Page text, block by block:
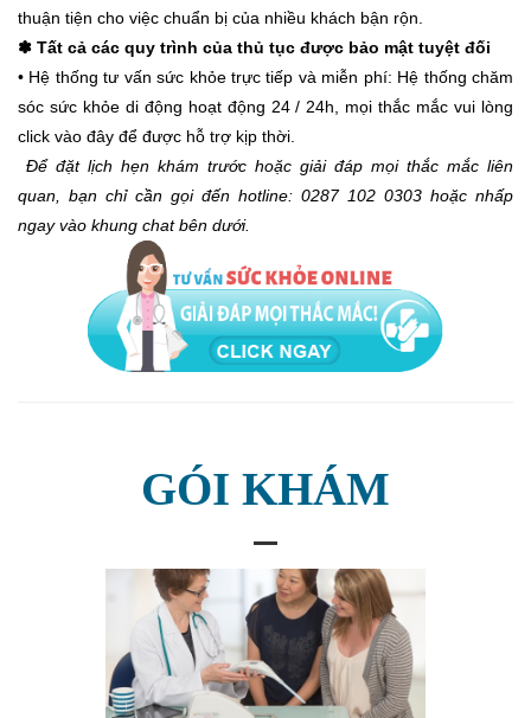
thuận tiện cho việc chuẩn bị của nhiều khách bận rộn.
✽ Tất cả các quy trình của thủ tục được bảo mật tuyệt đối
• Hệ thống tư vấn sức khỏe trực tiếp và miễn phí: Hệ thống chăm
sóc sức khỏe di động hoạt động 24 / 24h, mọi thắc mắc vui lòng
click vào đây để được hỗ trợ kịp thời.
Để đặt lịch hẹn khám trước hoặc giải đáp mọi thắc mắc liên
quan, bạn chỉ cần gọi đến hotline: 0287 102 0303 hoặc nhấp
ngay vào khung chat bên dưới.
GÓI KHÁM